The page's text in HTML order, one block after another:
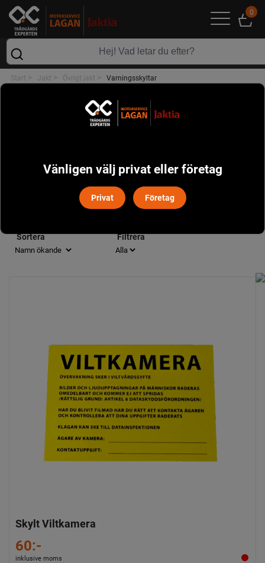
0
Start > Jakt > Övrigt jakt > Varningsskyltar
POPULÄRT I DENNA KATEGORI
VARNINGSSKYLTAR
Sortera Filtrera
Skylt Viltkamera
60:-
inklusive moms
Vänligen välj privat eller företag
Privat Företag